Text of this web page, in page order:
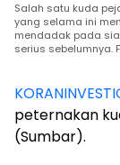
Salah satu kuda
yang selama ini
mendadak pada
serius sebelumnya.
peternakan
(Sumbar).